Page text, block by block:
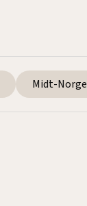
Midt-Norge